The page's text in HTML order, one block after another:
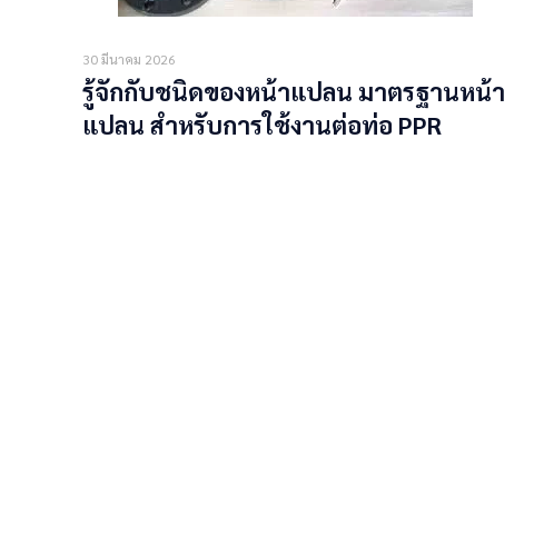
30 มีนาคม 2026
รู้จักกับชนิดของหน้าแปลน มาตรฐานหน้า
แปลน สำหรับการใช้งานต่อท่อ PPR